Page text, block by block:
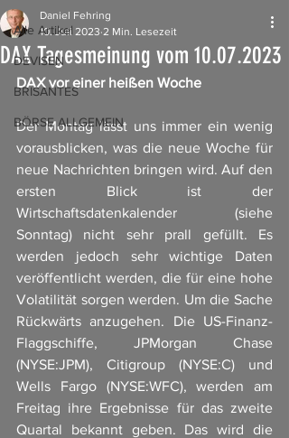
Alle Artikel
DEVISEN
BRISANTES
BÖRSE ALLGEMEIN
DAX Tagesmeinung vom 10.07.2023
Daniel Fehring
10. Juli 2023 2 Min. Lesezeit
DAX vor einer heißen Woche
Der Montag lässt uns immer ein wenig
vorausblicken, was die neue Woche für
neue Nachrichten bringen wird. Auf den
ersten Blick ist der
Wirtschaftsdatenkalender (siehe
Sonntag) nicht sehr prall gefüllt. Es
werden jedoch sehr wichtige Daten
veröffentlicht werden, die für eine hohe
Volatilität sorgen werden. Um die Sache
Rückwärts anzugehen. Die US-Finanz-
Flaggschiffe, JPMorgan Chase
(NYSE:JPM), Citigroup (NYSE:C) und
Wells Fargo (NYSE:WFC), werden am
Freitag ihre Ergebnisse für das zweite
Quartal bekannt geben. Das wird die